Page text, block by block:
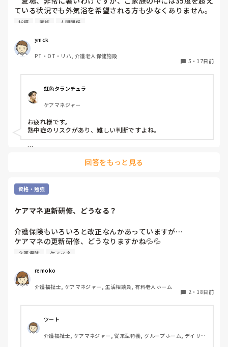
ている状況でも外気浴を希望される方も少なくありません。
ご本人のご希望があるならば、まだ検討もさせていただける
ご要望だけでOKを出すかどうかは迷うことが多いです。
行政からは30度を超える日は屋外での活動は控えるように
指導されています。施設としても、身体的なご負担も含め総
しかし、その旨をお伝えしても「大丈夫だから」と強い態度
で押し切られることも少なくありません。
夏場、猛暑日のご家族対応の散歩について、皆さんの施設
ではどうされていますか？
指導 家族 人間関係
ymck
PT・OT・リハ, 介護老人保健施設
5 ・ 17日前
虹色タランチュラ
ケアマネジャー
お疲れ様です。
熱中症のリスクがあり、難しい判断ですよね。
る　保冷剤クビに巻く　などの対応して、ルールの範囲内で行
回答をもっと見る
資格・勉強
ケアマネ更新研修、どうなる？
介護保険もいろいろと改正なんかあっていますが…
ケアマネの更新研修、どうなりますかね💦💦
来年以降なくなるみたいに決まったようですが、実際どうな
ヒヤしてます。（←更新研修の時間が長く、保育園や学童ど
うしよう、当日子どもが風邪で休んだらどうしようとかいろ
いろ悩みあります。）
皆さん、どう思いますか？
介護保険 ケアマネ
remoko
介護福祉士, ケアマネジャー, 生活相談員, 有料老人ホーム
2 ・ 18日前
ツート
介護福祉士, ケアマネジャー, 従来型特養, グループホーム, デイサー